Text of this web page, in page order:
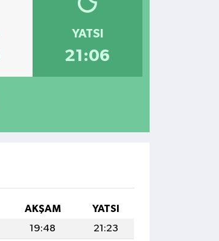
YATSI
21:06
AKŞAM
YATSI
19:48
21:23